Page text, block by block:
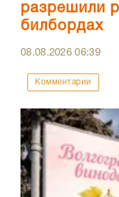
разрешили
билбордах
08.08.202606:39
Комментарии